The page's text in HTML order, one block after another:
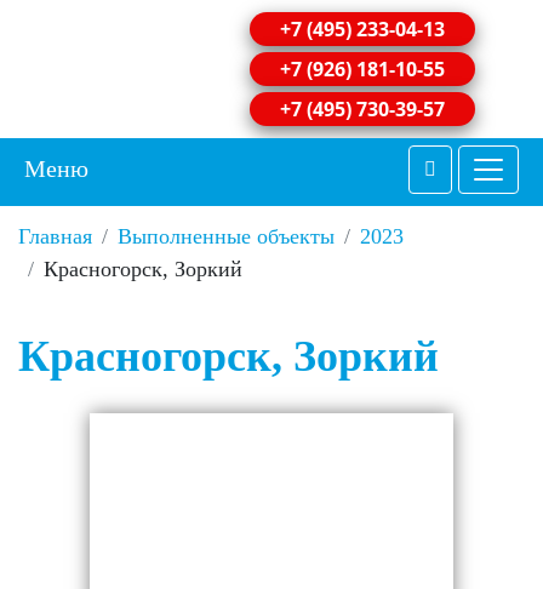
+7 (495) 233-04-13
+7 (926) 181-10-55
+7 (495) 730-39-57
Меню
Главная Выполненные объекты
2023
Красногорск, Зоркий
Красногорск, Зоркий